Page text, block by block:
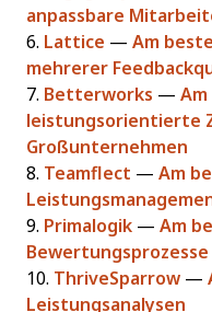
anpassbare
6. Lattice — Am
mehrerer
7. Betterworks —
leistungsorientierte
Großunternehmen
8. Teamflect — Am
9. Primalogik — Am
Bewertungsprozesse
10. ThriveSparrow —
Leistungsanalysen